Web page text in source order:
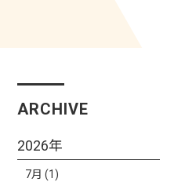
ARCHIVE
2026年
7月 (1)